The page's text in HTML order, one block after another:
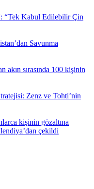
“Tek Kabul Edilebilir Çin
Savunma
akın sırasında 100 kişinin
Zenz ve Tohti’nin
kişinin gözaltına
çekildi